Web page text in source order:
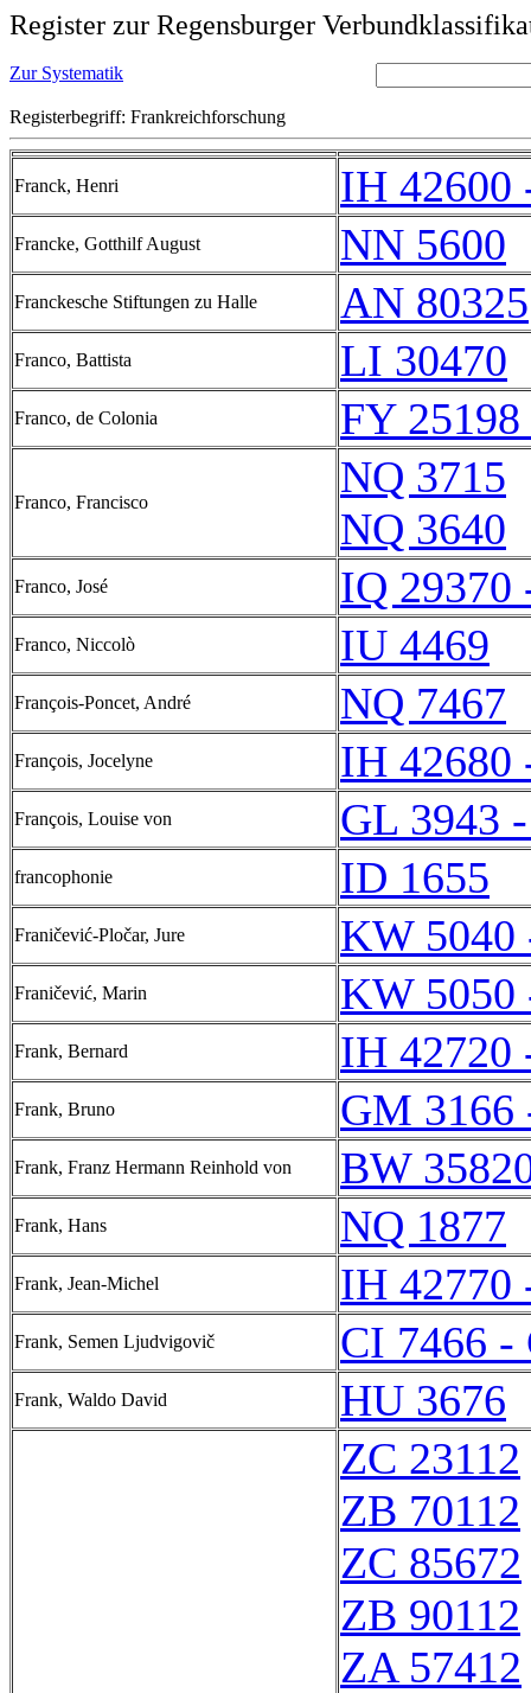
Register zur Regensburger
Zur Systematik
Registerbegriff: Frankreichforschung
Franck, Henri IH 42600
Francke, Gotthilf August NN 5600
Franckesche Stiftungen zu Halle AN 80325
Franco, Battista LI 30470
Franco, de Colonia FY
Franco, Francisco
NQ 3715
NQ 3640
Franco, José IQ 29370
Franco, Niccolò IU 4469
François-Poncet, André NQ 7467
François, Jocelyne IH 42680
François, Louise von GL 3943
francophonie ID 1655
Franičević-Pločar, Jure KW 5040
Franičević, Marin KW 5050
Frank, Bernard IH 42720
Frank, Bruno GM 3166
Frank, Franz Hermann Reinhold von BW
Frank, Hans NQ 1877
Frank, Jean-Michel IH 42770
Frank, Semen Ljudvigovič CI 7466 -
Frank, Waldo David
HU 3676
ZC 23112
ZB 70112
ZC 85672
ZB 90112
ZA 57412